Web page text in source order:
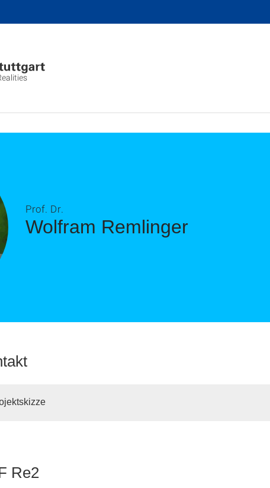
Wolfram Remlinger
Prof. Dr.
Re2